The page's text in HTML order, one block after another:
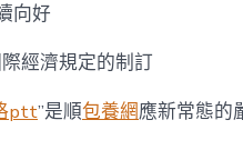
向好
經濟規定的制訂
ptt”是順包養網應新常態的